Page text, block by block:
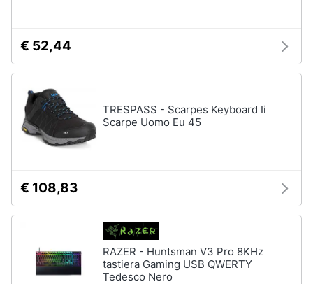
€ 52,44
TRESPASS - Scarpes Keyboard Ii
Scarpe Uomo Eu 45
€ 108,83
RAZER - Huntsman V3 Pro 8KHz
tastiera Gaming USB QWERTY
Tedesco Nero